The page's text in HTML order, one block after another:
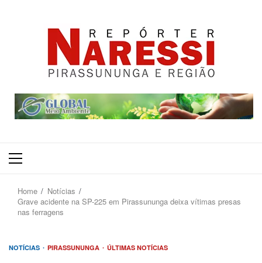
Primary
Home
Notícias
Grave acidente na SP-225 em Pirassununga deixa vítimas presas
nas ferragens
NOTÍCIAS PIRASSUNUNGA ÚLTIMAS NOTÍCIAS